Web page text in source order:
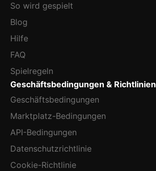
So wird gespielt
Blog
Hilfe
FAQ
Spielregeln
Geschäftsbedingungen & Richtlinien
Geschäftsbedingungen
Marktplatz-Bedingungen
API-Bedingungen
Datenschutzrichtlinie
Cookie-Richtlinie